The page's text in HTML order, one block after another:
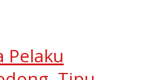
Pelaku